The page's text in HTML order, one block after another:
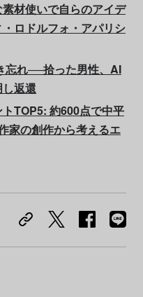
材使いで自らのアイデ
ロドルフォ・アパリシ
忘れ──拾った男性、AI
返還
TOP5: 約600点で中平
家の創作から考えるエ